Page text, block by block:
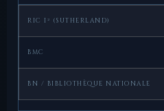
RIC I² (SUTHERLAND)
BMC
BN / BIBLIOTHÈQUE NATIONALE